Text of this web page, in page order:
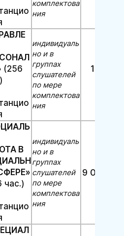
комплектова
ния
(256
индивидуаль
но и в
группах
слушателей
по мере
комплектова
ния
10 000
В
час.)
индивидуаль
но и в
группах
слушателей
по мере
комплектова
ния
9 000